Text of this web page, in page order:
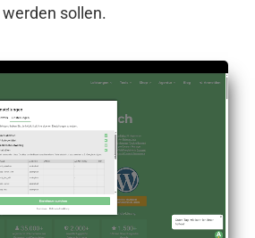
werden sollen.